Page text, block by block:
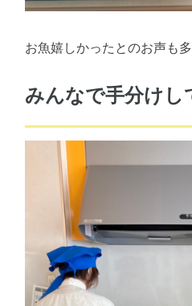
お魚嬉しかったとのお声も多
みんなで手分けし